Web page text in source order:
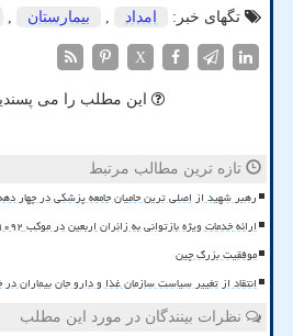
تگهای خبر:
امداد , بیمارستان ,
X
این مطلب را می
تازه ترین مطالب مرتبط
رهبر شهید از اصلی ترین حامیان جامعه پزشکی در چهار
ارائه خدمات ویژه بازتوانی به زائران اربعین در موکب ۱۰۹۲
موفقیت بزرگ چین
انتقاد از تغییر سیاست سازمان غذا و دارو جان بیماران
نظرات بینندگان در مورد این مطلب